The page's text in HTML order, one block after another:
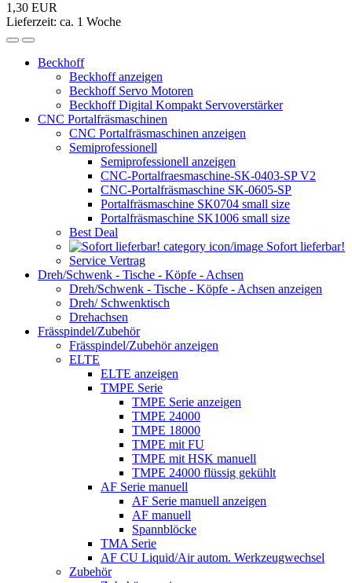
1,30 EUR
Lieferzeit: ca. 1 Woche
Beckhoff
Beckhoff anzeigen
Beckhoff Servo Motoren
Beckhoff Digital Kompakt Servoverstärker
CNC Portalfräsmaschinen
CNC Portalfräsmaschinen anzeigen
Semiprofessionell
Semiprofessionell anzeigen
CNC-Portalfraesmaschine-SK-0403-SP V2
CNC-Portalfräsmaschine SK-0605-SP
Portalfräsmaschine SK0704 small size
Portalfräsmaschine SK1006 small size
Best Deal
Sofort lieferbar!
Service Vertrag
Dreh/Schwenk - Tische - Köpfe - Achsen
Dreh/Schwenk - Tische - Köpfe - Achsen anzeigen
Dreh/ Schwenktisch
Drehachsen
Frässpindel/Zubehör
Frässpindel/Zubehör anzeigen
ELTE
ELTE anzeigen
TMPE Serie
TMPE Serie anzeigen
TMPE 24000
TMPE 18000
TMPE mit FU
TMPE mit HSK manuell
TMPE 24000 flüssig gekühlt
AF Serie manuell
AF Serie manuell anzeigen
AF manuell
Spannblöcke
TMA Serie
AF CU Liquid/Air autom. Werkzeugwechsel
Zubehör